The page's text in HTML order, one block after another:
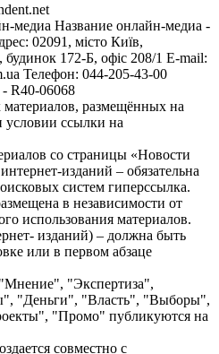
медиа Название онлайн-медиа -
02091, місто Київ,
172-Б, офіс 208/1 E-mail:
Телефон: 044-205-43-00
R40-06068
размещённых на
условии ссылки на
со страницы «Новости
изданий – обязательна
систем гиперссылка.
в независимости от
использования материалов.
изданий) – должна быть
или в первом абзаце
"Экспертиза",
"Деньги", "Власть", "Выборы",
"Промо" публикуются на
совместно с